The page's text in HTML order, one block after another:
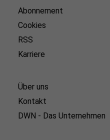
Abonnement
Cookies
RSS
Karriere
Über uns
Kontakt
DWN - Das Unternehmen